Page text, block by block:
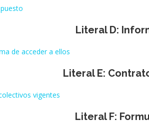
Literal D:
de acceder a ellos
Literal E:
vigentes
Literal F: